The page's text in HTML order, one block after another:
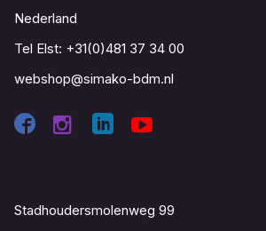
Nederland
Tel Elst: +31(0)481 37 34 00
webshop@simako-bdm.nl
Stadhoudersmolenweg 99